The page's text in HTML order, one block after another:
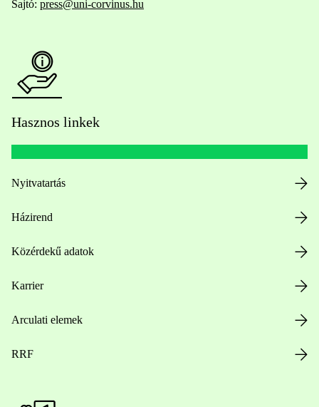
Sajtó: press@uni-corvinus.hu
Hasznos linkek
Nyitvatartás
Házirend
Közérdekű adatok
Karrier
Arculati elemek
RRF